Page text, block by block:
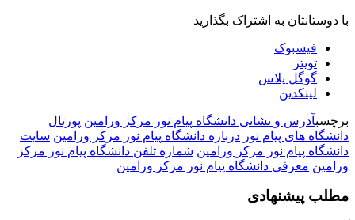
با دوستانتان به اشتراک بگذارید
فیسبوک
تویتر
گوگل پلاس
لینکدین
برچسبآدرس و نشانی دانشگاه پیام نور مركز ورامين پورتال
دانشگاه های پیام نور درباره دانشگاه پیام نور مركز ورامين سایت
دانشگاه پیام نور مركز ورامين شماره تلفن دانشگاه پیام نور مركز
ورامين معرفی دانشگاه پیام نور مرکز ورامین
مطلب پیشنهادی